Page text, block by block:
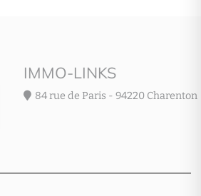
IMMO-LINKS
84 rue de Paris - 94220 Charenton